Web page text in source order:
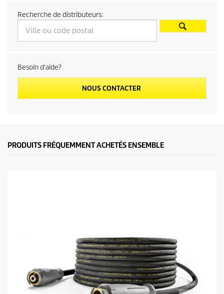
e
Recherche de distributeurs:
Besoin d'aide?
NOUS CONTACTER
PRODUITS FRÉQUEMMENT ACHETÉS ENSEMBLE